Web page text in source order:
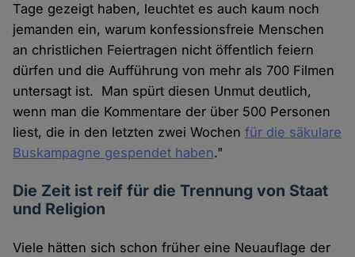
Tage gezeigt haben, leuchtet es auch kaum noch
jemanden ein, warum konfessionsfreie Menschen
an christlichen Feiertragen nicht öffentlich feiern
dürfen und die Aufführung von mehr als 700 Filmen
untersagt ist. Man spürt diesen Unmut deutlich,
wenn man die Kommentare der über 500 Personen
liest, die in den letzten zwei Wochenfür die säkulare
Buskampagne gespendet haben."
Die Zeit ist reif für die Trennung von Staat
und Religion
Viele hätten sich schon früher eine Neuauflage der